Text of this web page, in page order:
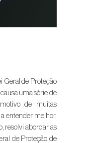
Geral de Proteção
uma série de
de muitas
entender melhor,
resolvi abordar as
de Proteção de